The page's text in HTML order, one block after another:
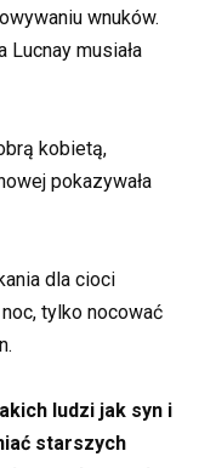
wnuków.
Lucnay musiała
kobietą,
pokazywała
dla cioci
tylko nocować
ludzi jak syn i
starszych